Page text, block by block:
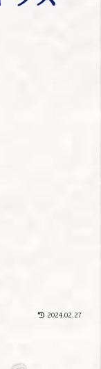
2024.02.27